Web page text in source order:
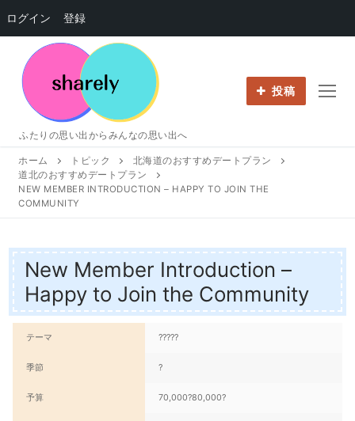
ログイン 登録
ふたりの思い出からみんなの思い出へ
投稿
ホーム トピック
北海道のおすすめデートプラン
道北のおすすめデートプラン
NEW MEMBER INTRODUCTION – HAPPY TO JOIN THE
COMMUNITY
New Member Introduction –
Happy to Join the Community
テーマ ?????
季節 ?
予算 70,000?80,000?